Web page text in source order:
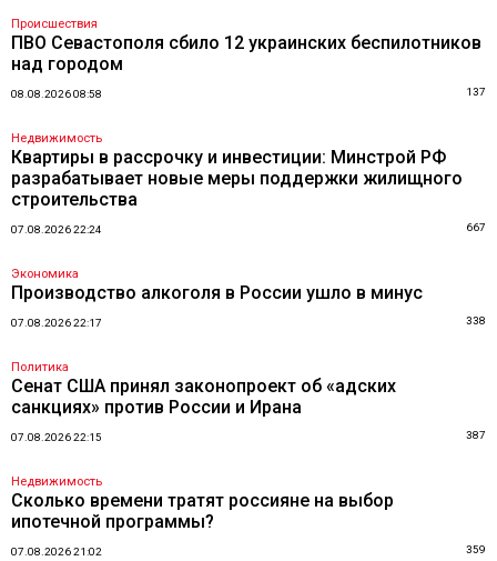
Происшествия
ПВО Севастополя сбило 12 украинских беспилотников
над городом
08.08.2026 08:58 137
Недвижимость
Квартиры в рассрочку и инвестиции: Минстрой РФ
разрабатывает новые меры поддержки жилищного
строительства
07.08.2026 22:24 667
Экономика
Производство алкоголя в России ушло в минус
07.08.2026 22:17 338
Политика
Сенат США принял законопроект об «адских
санкциях» против России и Ирана
07.08.2026 22:15 387
Недвижимость
Сколько времени тратят россияне на выбор
ипотечной программы?
07.08.2026 21:02 359